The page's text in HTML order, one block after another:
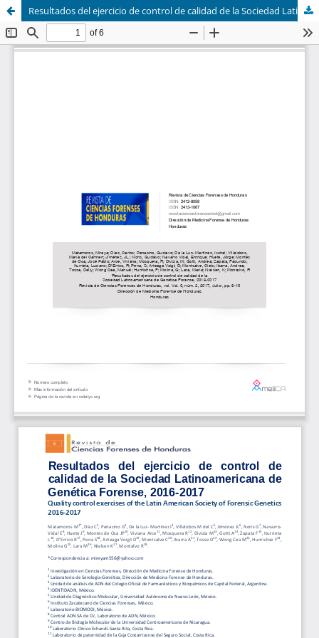
Resultados del ejercicio de control de calidad de la Sociedad Latinoamericana de Genética Forense, 2016-2017